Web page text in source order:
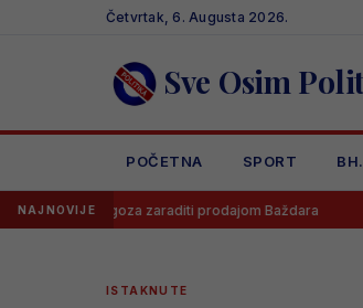
Četvrtak, 6. Augusta 2026.
Sve Osim
POČETNA SPORT
NAJNOVIJE
zaraditi prodajom Baždara Juventus
ISTAKNUTE